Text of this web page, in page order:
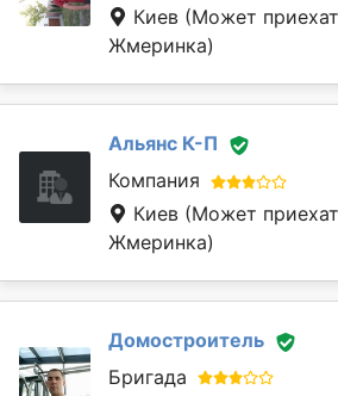
Киев (Может
Жмеринка)
Альянс К-П
Компания
Киев (Может
Жмеринка)
Домостроитель
Бригада